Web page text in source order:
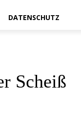
DATENSCHUTZ
Scheiß